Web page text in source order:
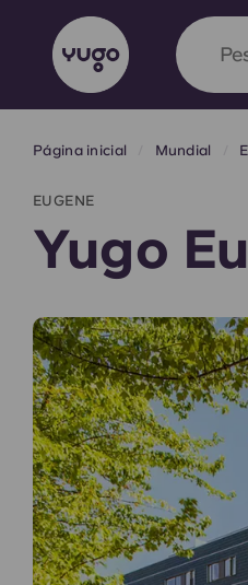
Yugo
era no
A parceria
ambição e
English (GB)
Página inicial Mundial
EUGENE
Yugo